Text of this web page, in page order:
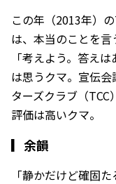
この年（2013年）
は、本当のことを
「考えよう。答え
は思うクマ。宣伝
ターズクラブ（
評価は高いクマ。
▎ 余韻
「静かだけど確固